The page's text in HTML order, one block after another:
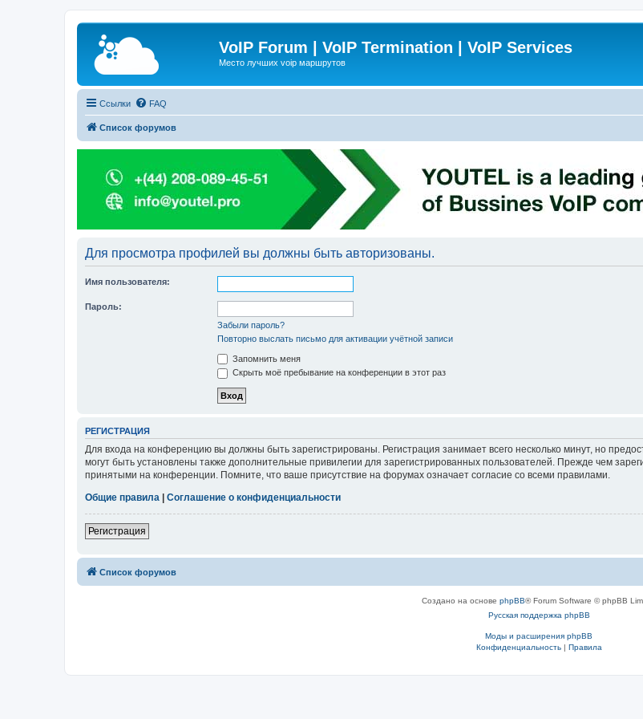
VoIP Forum | VoIP Termination | VoIP Services
Место лучших voip маршрутов
Ссылки FAQ
Список форумов
Для просмотра профилей вы должны быть авторизованы.
Имя пользователя:
Пароль:
Забыли пароль?
Повторно выслать письмо для активации учётной записи
Запомнить меня
Скрыть моё пребывание на конференции в этот раз
РЕГИСТРАЦИЯ
Для входа на конференцию вы должны быть зарегистрированы. Регистрация занимает всего несколько минут, но
могут быть установлены также дополнительные привилегии для зарегистрированных пользователей. Прежде чем
принятыми на конференции. Помните, что ваше присутствие на форумах означает согласие со всеми правилами.
Общие правила
Соглашение о конфиденциальности
Регистрация
Список форумов
Создано на основе phpBB® Forum Software © phpBB
Русская поддержка phpBB
Моды и расширения phpBB
Конфиденциальность| Правила